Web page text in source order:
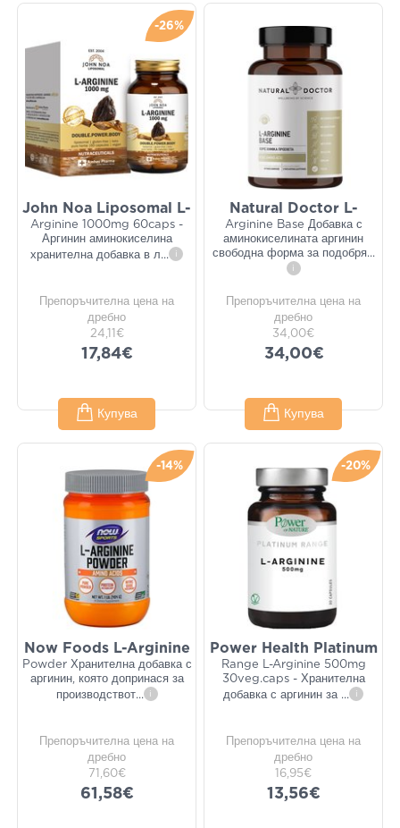
-26%
John Noa Liposomal L-
Arginine 1000mg 60caps -
Аргинин аминокиселина
хранителна добавка в л... i
Препоръчителна цена на
дребно
24,11€
17,84€
Купува
Natural Doctor L-
Arginine Base Добавка с
аминокиселината аргинин
свободна форма за подобря...
i
Препоръчителна цена на
дребно
34,00€
34,00€
Купува
-14%
Now Foods L-Arginine
Powder Хранителна добавка с
аргинин, която допринася за
производствот... i
Препоръчителна цена на
дребно
71,60€
61,58€
-20%
Power Health Platinum
Range L-Arginine 500mg
30veg.caps - Хранителна
добавка с аргинин за ... i
Препоръчителна цена на
дребно
16,95€
13,56€